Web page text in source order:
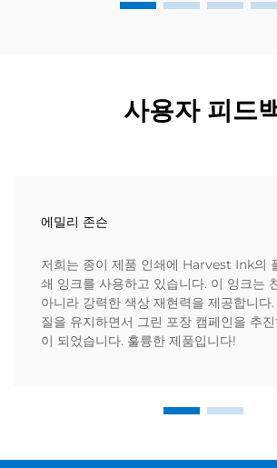
사용자 피드
에밀리 존슨
저희는 종이 제품 인쇄에 Harvest Ink의
쇄 잉크를 사용하고 있습니다. 이 잉크는
아니라 강력한 색상 재현력을 제공합니다
질을 유지하면서 그린 포장 캠페인을 추
이 되었습니다. 훌륭한 제품입니다!